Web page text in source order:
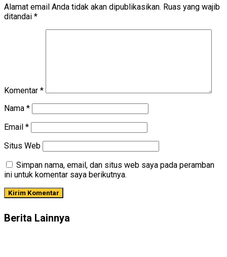
Alamat email Anda tidak akan dipublikasikan. Ruas yang wajib
ditandai *
Komentar *
Nama *
Email *
Situs Web
Simpan nama, email, dan situs web saya pada peramban
ini untuk komentar saya berikutnya.
Berita Lainnya